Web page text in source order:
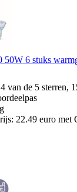
6 stuks
van de 5 sterren,
22.49 euro